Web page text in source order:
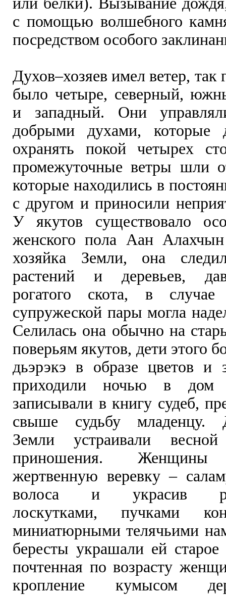
с помощью волшебного
посредством особого
Духов–хозяев имел ветер, так
было четыре, северный,
и западный. Они
добрыми духами, которые
охранять покой четырех
промежуточные ветры шли
которые находились в
с другом и приносили
У якутов существовало
женского пола Аан
хозяйка Земли, она
растений и деревьев,
рогатого скота, в случае
супружеской пары могла
Селилась она обычно на
поверьям якутов, дети этого
дьэрэкэ в образе цветов и
приходили ночью в дом
записывали в книгу судеб,
свыше судьбу младенцу.
Земли устраивали весной
приношения. Женщины
жертвенную веревку –
волоса и украсив
лоскутками, пучками
миниатюрными телячьими
бересты украшали ей
почтенная по возрасту
кропление кумысом